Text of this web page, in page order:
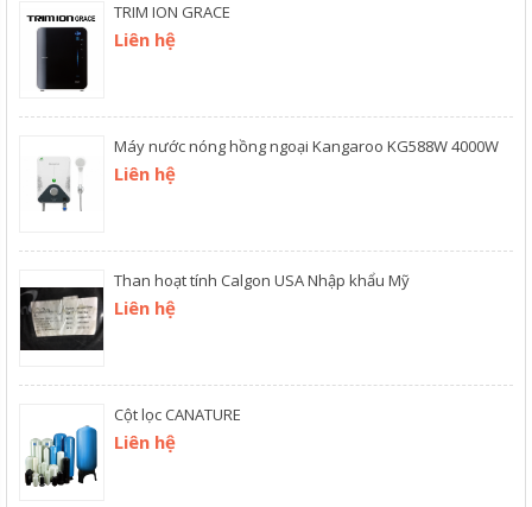
TRIM ION GRACE
Liên hệ
Máy nước nóng hồng ngoại Kangaroo KG588W 4000W
Liên hệ
Than hoạt tính Calgon USA Nhập khẩu Mỹ
Liên hệ
Cột lọc CANATURE
Liên hệ